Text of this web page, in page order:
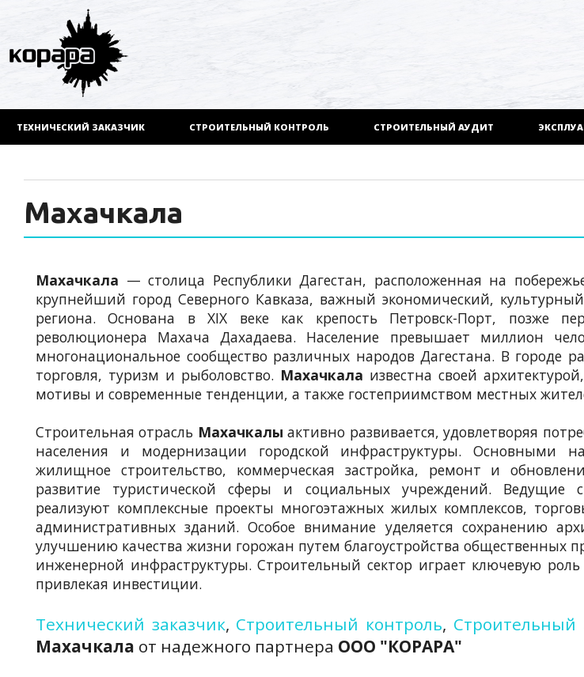
ТЕХНИЧЕСКИЙ ЗАКАЗЧИК СТРОИТЕЛЬНЫЙ КОНТРОЛЬ СТРОИТЕЛЬНЫЙ АУДИТ
Махачкала
Махачкала — столица Республики Дагестан, расположенная на
крупнейший город Северного Кавказа, важный экономический,
региона. Основана в XIX веке как крепость Петровск-Порт, позже
революционера Махача Дахадаева. Население превышает миллион
многонациональное сообщество различных народов Дагестана. В городе
торговля, туризм и рыболовство. Махачкала известна своей
мотивы и современные тенденции, а также гостеприимством местных
Строительная отрасль Махачкалы активно развивается, удовлетворяя
населения и модернизации городской инфраструктуры. Основными
жилищное строительство, коммерческая застройка, ремонт и
развитие туристической сферы и социальных учреждений. Ведущие
реализуют комплексные проекты многоэтажных жилых комплексов,
административных зданий. Особое внимание уделяется сохранению
улучшению качества жизни горожан путем благоустройства общественных
инженерной инфраструктуры. Строительный сектор играет ключевую
привлекая инвестиции.
Технический заказчик, Строительный контроль, Строительный
Махачкала от надежного партнера ООО "КОРАРА"